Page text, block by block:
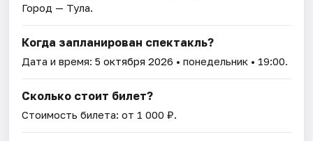
Город — Тула.
Когда запланирован спектакль?
Дата и время:5 октября 2026 • понедельник • 19:00.
Сколько стоит билет?
Стоимость билета: от 1 000 ₽.